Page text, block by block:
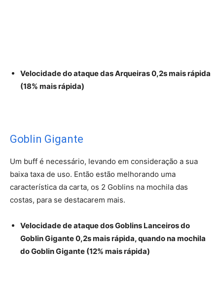
Velocidade do ataque das Arqueiras 0,2s mais rápida
(18% mais rápida)
Goblin Gigante
Um buff é necessário, levando em consideração a sua
baixa taxa de uso. Então estão melhorando uma
característica da carta, os 2 Goblins na mochila das
costas, para se destacarem mais.
Velocidade de ataque dos Goblins Lanceiros do
Goblin Gigante 0,2s mais rápida, quando na mochila
do Goblin Gigante (12% mais rápida)